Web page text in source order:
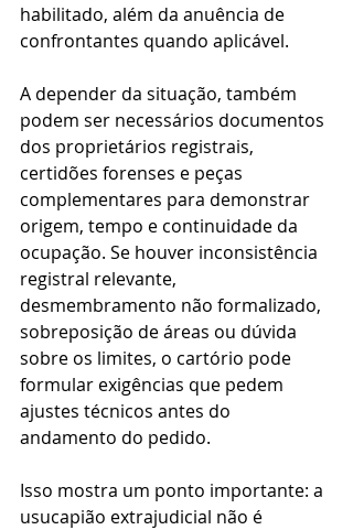
habilitado, além da anuência de
confrontantes quando aplicável.
A depender da situação, também
podem ser necessários documentos
dos proprietários registrais,
certidões forenses e peças
complementares para demonstrar
origem, tempo e continuidade da
ocupação. Se houver inconsistência
registral relevante,
desmembramento não formalizado,
sobreposição de áreas ou dúvida
sobre os limites, o cartório pode
formular exigências que pedem
ajustes técnicos antes do
andamento do pedido.
Isso mostra um ponto importante: a
usucapião extrajudicial não é